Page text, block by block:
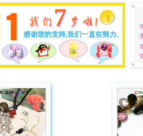
·
·
·
·